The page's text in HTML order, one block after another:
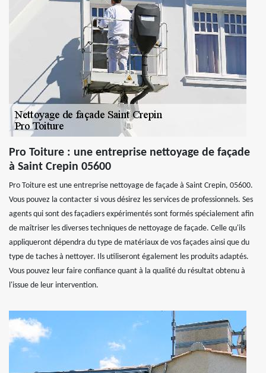
Pro Toiture : une entreprise nettoyage de façade
à Saint Crepin 05600
Pro Toiture est une entreprise nettoyage de façade à Saint Crepin, 05600.
Vous pouvez la contacter si vous désirez les services de professionnels. Ses
agents qui sont des façadiers expérimentés sont formés spécialement afin
de maîtriser les diverses techniques de nettoyage de façade. Celle qu'ils
appliqueront dépendra du type de matériaux de vos façades ainsi que du
type de taches à nettoyer. Ils utiliseront également les produits adaptés.
Vous pouvez leur faire confiance quant à la qualité du résultat obtenu à
l'issue de leur intervention.